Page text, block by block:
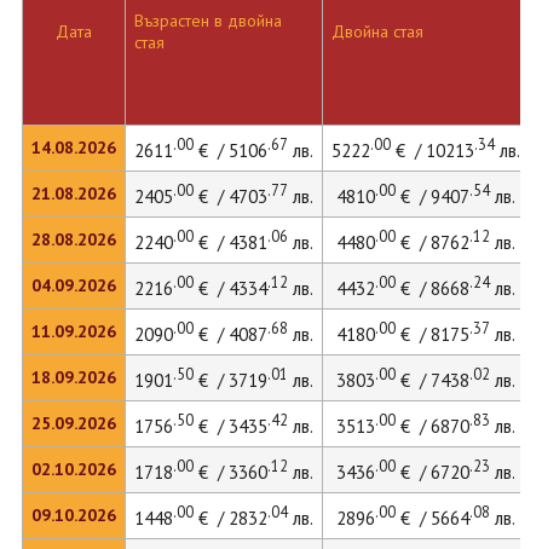
Дата
14.08.2026
21.08.2026
28.08.2026
04.09.2026
11.09.2026
18.09.2026
25.09.2026
02.10.2026
09.10.2026
Възрастен в двойна
стая
Двойна стая
2611.00€ / 5106.67 лв. 5222.00€ / 10213.34лв.
2405.00€ / 4703.77 лв. 4810.00€ / 9407.54лв.
2240.00€ / 4381.06 лв. 4480.00€ / 8762.12 лв.
2216.00€ / 4334.12 лв. 4432.00€ / 8668.24лв.
2090.00€ / 4087.68 лв. 4180.00€ / 8175.37 лв.
1901.50€ / 3719.01 лв. 3803.00€ / 7438.02 лв.
1756.50€ / 3435.42 лв. 3513.00€ / 6870.83 лв.
1718.00€ / 3360.12 лв. 3436.00€ / 6720.23 лв.
1448.00€ / 2832.04лв. 2896.00€ / 5664.08 лв.